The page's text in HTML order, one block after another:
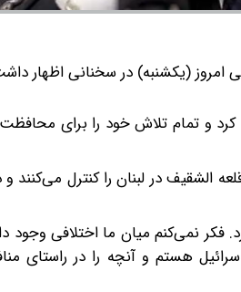
امروز (یکشنبه) در سخنانی اظهار
و تمام تلاش خود را برای
الشقیف در لبنان را کنترل می‌کنند و
نمی‌کنم میان ما اختلافی وجود
هستم و آنچه را در راستای